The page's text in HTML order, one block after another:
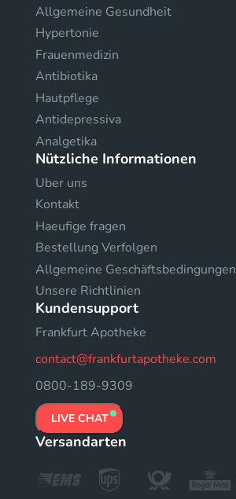
Allgemeine Gesundheit
Hypertonie
Frauenmedizin
Antibiotika
Hautpflege
Antidepressiva
Analgetika
Nützliche Informationen
Uber uns
Kontakt
Haeufige fragen
Bestellung Verfolgen
Allgemeine Geschäftsbedingungen
Unsere Richtlinien
Kundensupport
Frankfurt Apotheke
contact@frankfurtapotheke.com
0800-189-9309
LIVE CHAT
Versandarten